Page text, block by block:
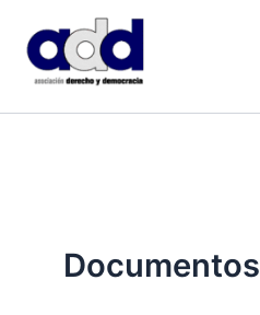
contenido
Documentos